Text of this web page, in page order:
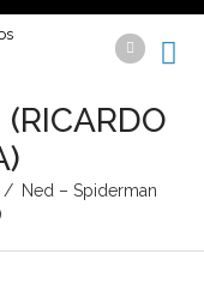
/ Ned – Spiderman